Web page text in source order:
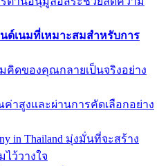
ด์เนมที่เหมาะสมสำหรับการ
คิดของคุณกลายเป็นจริงอย่าง
าสูงและผ่านการคัดเลือกอย่าง
in Thailand มุ่งมั่นที่จะสร้าง
ว้วางใจ